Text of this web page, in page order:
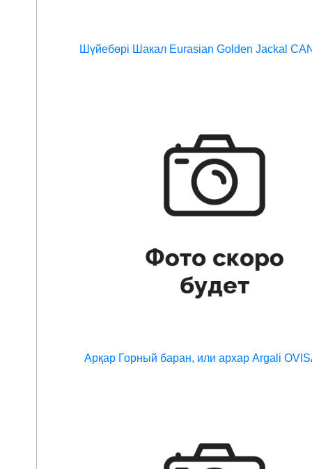
Шүйебөрі Шакал Eurasian Golden Jackal
Арқар Горный баран, или архар Argali